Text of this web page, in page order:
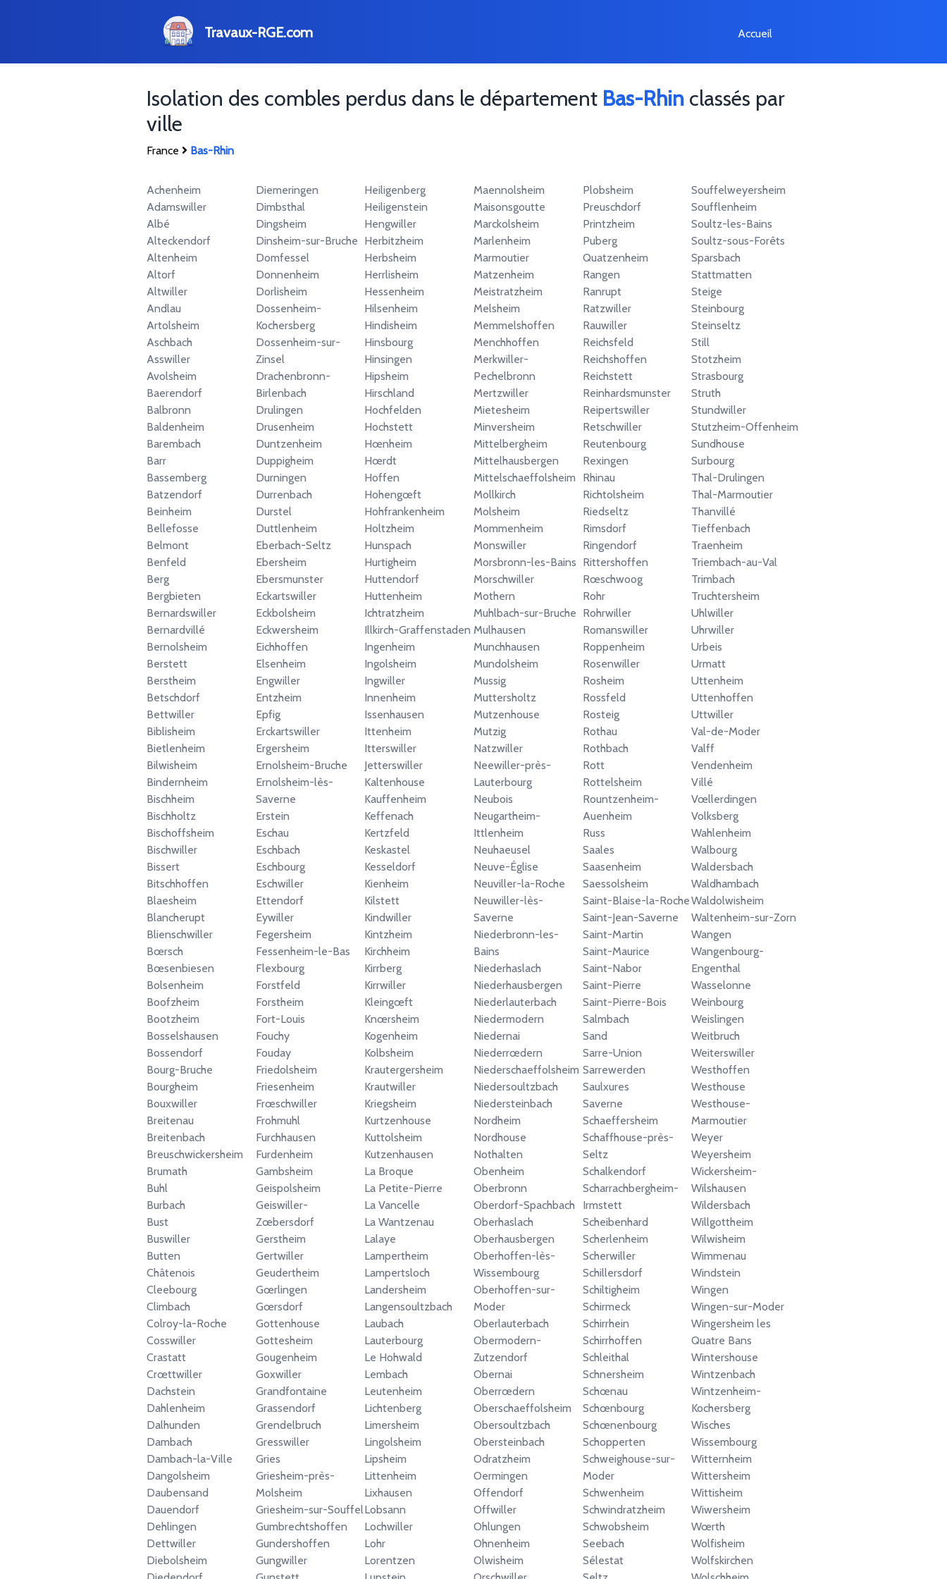
Travaux-RGE.com Accueil
Isolation des combles perdus dans le département Bas-Rhin classés par
ville
France Bas-Rhin
Achenheim
Adamswiller
Albé
Alteckendorf
Altenheim
Altorf
Altwiller
Andlau
Artolsheim
Aschbach
Asswiller
Avolsheim
Baerendorf
Balbronn
Baldenheim
Barembach
Barr
Bassemberg
Batzendorf
Beinheim
Bellefosse
Belmont
Benfeld
Berg
Bergbieten
Bernardswiller
Bernardvillé
Bernolsheim
Berstett
Berstheim
Betschdorf
Bettwiller
Biblisheim
Bietlenheim
Bilwisheim
Bindernheim
Bischheim
Bischholtz
Bischoffsheim
Bischwiller
Bissert
Bitschhoffen
Blaesheim
Blancherupt
Blienschwiller
Bœrsch
Bœsenbiesen
Bolsenheim
Boofzheim
Bootzheim
Bosselshausen
Bossendorf
Bourg-Bruche
Bourgheim
Bouxwiller
Breitenau
Breitenbach
Breuschwickersheim
Brumath
Buhl
Burbach
Bust
Buswiller
Butten
Châtenois
Cleebourg
Climbach
Colroy-la-Roche
Cosswiller
Crastatt
Crœttwiller
Dachstein
Dahlenheim
Dalhunden
Dambach
Dambach-la-Ville
Dangolsheim
Daubensand
Dauendorf
Dehlingen
Dettwiller
Diebolsheim
Diemeringen
Dimbsthal
Dingsheim
Dinsheim-sur-Bruche
Domfessel
Donnenheim
Dorlisheim
Dossenheim-
Kochersberg
Dossenheim-sur-
Zinsel
Drachenbronn-
Birlenbach
Drulingen
Drusenheim
Duntzenheim
Duppigheim
Durningen
Durrenbach
Durstel
Duttlenheim
Eberbach-Seltz
Ebersheim
Ebersmunster
Eckartswiller
Eckbolsheim
Eckwersheim
Eichhoffen
Elsenheim
Engwiller
Entzheim
Epfig
Erckartswiller
Ergersheim
Ernolsheim-Bruche
Ernolsheim-lès-
Saverne
Erstein
Eschau
Eschbach
Eschbourg
Eschwiller
Ettendorf
Eywiller
Fegersheim
Fessenheim-le-Bas
Flexbourg
Forstfeld
Forstheim
Fort-Louis
Fouchy
Fouday
Friedolsheim
Friesenheim
Frœschwiller
Frohmuhl
Furchhausen
Furdenheim
Gambsheim
Geispolsheim
Geiswiller-
Zœbersdorf
Gerstheim
Gertwiller
Geudertheim
Gœrlingen
Gœrsdorf
Gottenhouse
Gottesheim
Gougenheim
Goxwiller
Grandfontaine
Grassendorf
Grendelbruch
Gresswiller
Gries
Griesheim-près-
Molsheim
Griesheim-sur-Souffel
Gumbrechtshoffen
Gundershoffen
Gungwiller
Heiligenberg
Heiligenstein
Hengwiller
Herbitzheim
Herbsheim
Herrlisheim
Hessenheim
Hilsenheim
Hindisheim
Hinsbourg
Hinsingen
Hipsheim
Hirschland
Hochfelden
Hochstett
Hœnheim
Hœrdt
Hoffen
Hohengœft
Hohfrankenheim
Holtzheim
Hunspach
Hurtigheim
Huttendorf
Huttenheim
Ichtratzheim
Illkirch-Graffenstaden
Ingenheim
Ingolsheim
Ingwiller
Innenheim
Issenhausen
Ittenheim
Itterswiller
Jetterswiller
Kaltenhouse
Kauffenheim
Keffenach
Kertzfeld
Keskastel
Kesseldorf
Kienheim
Kilstett
Kindwiller
Kintzheim
Kirchheim
Kirrberg
Kirrwiller
Kleingœft
Knœrsheim
Kogenheim
Kolbsheim
Krautergersheim
Krautwiller
Kriegsheim
Kurtzenhouse
Kuttolsheim
Kutzenhausen
La Broque
La Petite-Pierre
La Vancelle
La Wantzenau
Lalaye
Lampertheim
Lampertsloch
Landersheim
Langensoultzbach
Laubach
Lauterbourg
Le Hohwald
Lembach
Leutenheim
Lichtenberg
Limersheim
Lingolsheim
Lipsheim
Littenheim
Lixhausen
Lobsann
Lochwiller
Lohr
Lorentzen
Maennolsheim
Maisonsgoutte
Marckolsheim
Marlenheim
Marmoutier
Matzenheim
Meistratzheim
Melsheim
Memmelshoffen
Menchhoffen
Merkwiller-
Pechelbronn
Mertzwiller
Mietesheim
Minversheim
Mittelbergheim
Mittelhausbergen
Mittelschaeffolsheim
Mollkirch
Molsheim
Mommenheim
Monswiller
Morsbronn-les-Bains
Morschwiller
Mothern
Muhlbach-sur-Bruche
Mulhausen
Munchhausen
Mundolsheim
Mussig
Muttersholtz
Mutzenhouse
Mutzig
Natzwiller
Neewiller-près-
Lauterbourg
Neubois
Neugartheim-
Ittlenheim
Neuhaeusel
Neuve-Église
Neuviller-la-Roche
Neuwiller-lès-
Saverne
Niederbronn-les-
Bains
Niederhaslach
Niederhausbergen
Niederlauterbach
Niedermodern
Niedernai
Niederrœdern
Niederschaeffolsheim
Niedersoultzbach
Niedersteinbach
Nordheim
Nordhouse
Nothalten
Obenheim
Oberbronn
Oberdorf-Spachbach
Oberhaslach
Oberhausbergen
Oberhoffen-lès-
Wissembourg
Oberhoffen-sur-
Moder
Oberlauterbach
Obermodern-
Zutzendorf
Obernai
Oberrœdern
Oberschaeffolsheim
Obersoultzbach
Obersteinbach
Odratzheim
Oermingen
Offendorf
Offwiller
Ohlungen
Ohnenheim
Olwisheim
Plobsheim
Preuschdorf
Printzheim
Puberg
Quatzenheim
Rangen
Ranrupt
Ratzwiller
Rauwiller
Reichsfeld
Reichshoffen
Reichstett
Reinhardsmunster
Reipertswiller
Retschwiller
Reutenbourg
Rexingen
Rhinau
Richtolsheim
Riedseltz
Rimsdorf
Ringendorf
Rittershoffen
Rœschwoog
Rohr
Rohrwiller
Romanswiller
Roppenheim
Rosenwiller
Rosheim
Rossfeld
Rosteig
Rothau
Rothbach
Rott
Rottelsheim
Rountzenheim-
Auenheim
Russ
Saales
Saasenheim
Saessolsheim
Saint-Blaise-la-Roche
Saint-Jean-Saverne
Saint-Martin
Saint-Maurice
Saint-Nabor
Saint-Pierre
Saint-Pierre-Bois
Salmbach
Sand
Sarre-Union
Sarrewerden
Saulxures
Saverne
Schaeffersheim
Schaffhouse-près-
Seltz
Schalkendorf
Scharrachbergheim-
Irmstett
Scheibenhard
Scherlenheim
Scherwiller
Schillersdorf
Schiltigheim
Schirmeck
Schirrhein
Schirrhoffen
Schleithal
Schnersheim
Schœnau
Schœnbourg
Schœnenbourg
Schopperten
Schweighouse-sur-
Moder
Schwenheim
Schwindratzheim
Schwobsheim
Seebach
Sélestat
Souffelweyersheim
Soufflenheim
Soultz-les-Bains
Soultz-sous-Forêts
Sparsbach
Stattmatten
Steige
Steinbourg
Steinseltz
Still
Stotzheim
Strasbourg
Struth
Stundwiller
Stutzheim-Offenheim
Sundhouse
Surbourg
Thal-Drulingen
Thal-Marmoutier
Thanvillé
Tieffenbach
Traenheim
Triembach-au-Val
Trimbach
Truchtersheim
Uhlwiller
Uhrwiller
Urbeis
Urmatt
Uttenheim
Uttenhoffen
Uttwiller
Val-de-Moder
Valff
Vendenheim
Villé
Vœllerdingen
Volksberg
Wahlenheim
Walbourg
Waldersbach
Waldhambach
Waldolwisheim
Waltenheim-sur-Zorn
Wangen
Wangenbourg-
Engenthal
Wasselonne
Weinbourg
Weislingen
Weitbruch
Weiterswiller
Westhoffen
Westhouse
Westhouse-
Marmoutier
Weyer
Weyersheim
Wickersheim-
Wilshausen
Wildersbach
Willgottheim
Wilwisheim
Wimmenau
Windstein
Wingen
Wingen-sur-Moder
Wingersheim les
Quatre Bans
Wintershouse
Wintzenbach
Wintzenheim-
Kochersberg
Wisches
Wissembourg
Witternheim
Wittersheim
Wittisheim
Wiwersheim
Wœrth
Wolfisheim
Wolfskirchen